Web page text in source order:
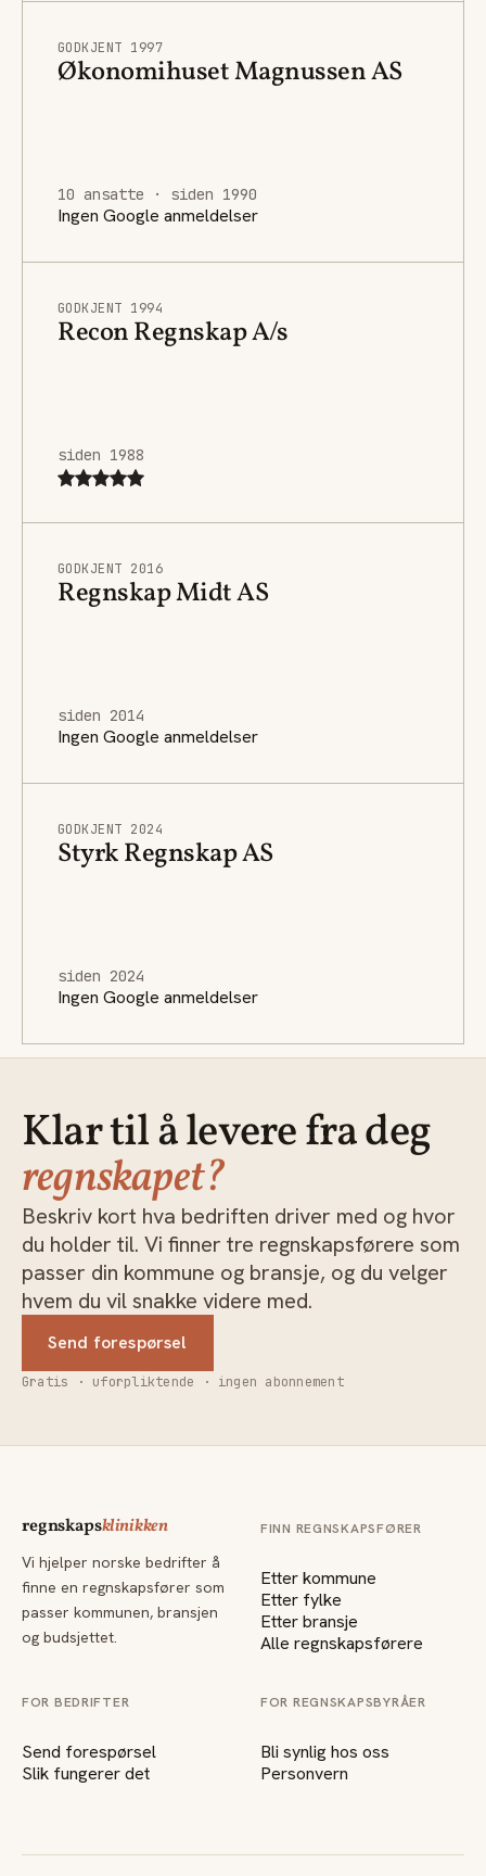
GODKJENT 1997
Økonomihuset Magnussen AS
10 ansatte · siden 1990
Ingen Google anmeldelser
GODKJENT 1994
Recon Regnskap A/s
siden 1988
GODKJENT 2016
Regnskap Midt AS
siden 2014
Ingen Google anmeldelser
GODKJENT 2024
Styrk Regnskap AS
siden 2024
Ingen Google anmeldelser
Klar til å levere fra deg
regnskapet?
Beskriv kort hva bedriften driver med og hvor
du holder til. Vi finner tre regnskapsførere som
passer din kommune og bransje, og du velger
hvem du vil snakke videre med.
Send forespørsel
Gratis · uforpliktende · ingen abonnement
regnskapsklinikken
Vi hjelper norske bedrifter å
finne en regnskapsfører som
passer kommunen, bransjen
og budsjettet.
FINN REGNSKAPSFØRER
Etter kommune
Etter fylke
Etter bransje
Alle regnskapsførere
FOR BEDRIFTER
Send forespørsel
Slik fungerer det
FOR REGNSKAPSBYRÅER
Bli synlig hos oss
Personvern